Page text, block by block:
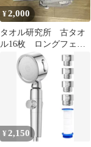
JapanTechnology
¥2,000
タオル研究所 古タオ
ル16枚 ロングフェイ
スタオル
¥2,150